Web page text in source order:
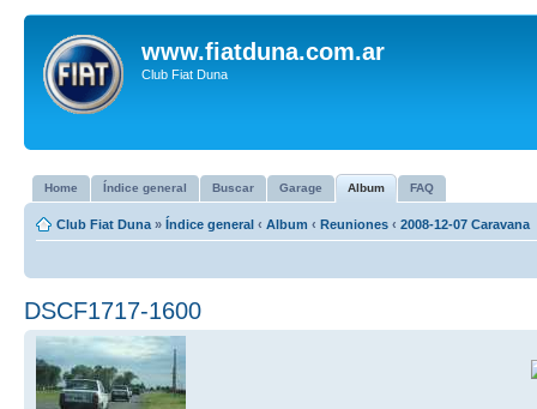
www.fiatduna.com.ar
Club Fiat Duna
Home Índice general Buscar Garage Album FAQ
Club Fiat Duna » Índice general ‹ Album ‹ Reuniones ‹ 2008-12-07 Caravana
DSCF1717-1600